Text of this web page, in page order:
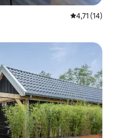
Gemiddelde
4,71 (14)